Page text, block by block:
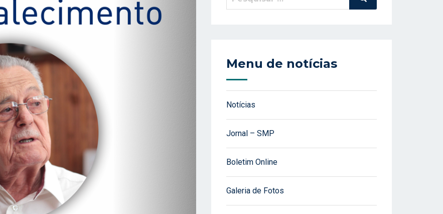
Menu de notícias
Notícias
Jornal – SMP
Boletim Online
Galeria de Fotos